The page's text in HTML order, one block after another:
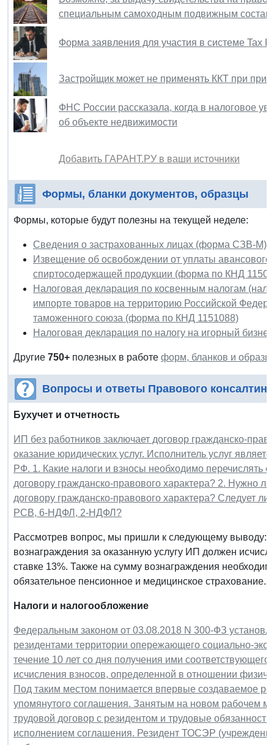
специальным самоходным подвижным
Форма заявления для участия в системе Tax
Застройщик может не применять ККТ при
ФНС России рассказала, когда в налоговое
об объекте недвижимости
Добавить ГАРАНТ.РУ в ваши источники
Формы, бланки документов, образцы
Формы, которые будут полезны на текущей неделе:
Сведения о застрахованных лицах (форма СЗВ-М)
Извещение об освобождении от уплаты авансового
спиртосодержащей продукции (форма по КНД
Налоговая декларация по косвенным налогам
импорте товаров на территорию Российской
таможенного союза (форма по КНД 1151088)
Налоговая декларация по налогу на игорный
Другие 750+ полезных в работе форм, бланков и
Вопросы и ответы Правового
Бухучет и отчетность
ИП без работников заключает договор гражданско-
оказание юридических услуг. Исполнитель услуг
РФ. 1. Какие налоги и взносы необходимо перечислять
договору гражданско-правового характера? 2. Нужно
договору гражданско-правового характера? Следует
РСВ, 6-НДФЛ, 2-НДФЛ?
Рассмотрев вопрос, мы пришли к следующему выводу:
вознаграждения за оказанную услугу ИП должен
ставке 13%. Также на сумму вознаграждения
обязательное пенсионное и медицинское страхование....
Налоги и налогообложение
Федеральным законом от 03.08.2018 N 300-ФЗ
резидентами территории опережающего социально-
течение 10 лет со дня получения ими
исчисления взносов, определенной в отношении
Под таким местом понимается впервые создаваемое
упомянутого соглашения. Занятым на новом рабочем
трудовой договор с резидентом и трудовые
исполнением соглашения. Резидент ТОСЭР